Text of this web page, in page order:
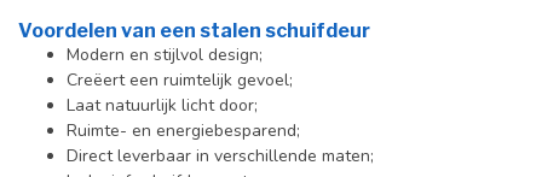
Voordelen van een stalen schuifdeur
Modern en stijlvol design;
Creëert een ruimtelijk gevoel;
Laat natuurlijk licht door;
Ruimte- en energiebesparend;
Direct leverbaar in verschillende maten;